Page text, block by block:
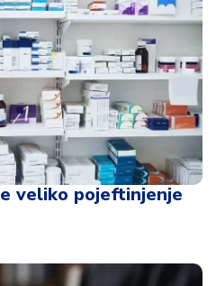
veliko pojeftinjenje